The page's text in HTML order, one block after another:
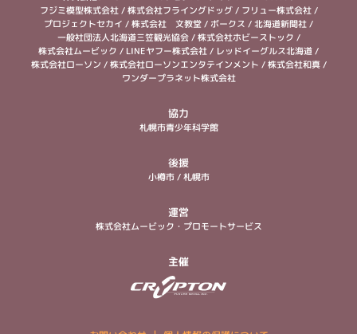
フジミ模型株式会社/株式会社フライングドッグ/ フリュー株式会社/
プロジェクトセカイ /株式会社 文教堂/ ボークス /北海道新聞社/
一般社団法人北海道三笠観光協会/株式会社ホビーストック /
株式会社ムービック / LINEヤフー株式会社/ レッドイーグルス北海道/
株式会社ローソン /株式会社ローソンエンタテインメント /株式会社和真/
ワンダープラネット株式会社
協力
札幌市青少年科学館
後援
小樽市/札幌市
運営
株式会社ムービック・プロモートサービス
主催